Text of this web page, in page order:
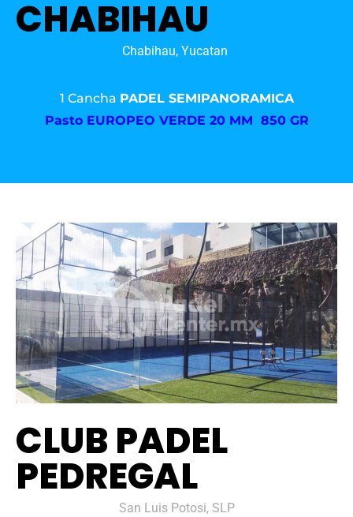
CHABIHAU
Chabihau, Yucatan
1 Cancha PADEL SEMIPANORAMICA
Pasto EUROPEO VERDE 20 MM 850 GR
CLUB PADEL
PEDREGAL
San Luis Potosi, SLP